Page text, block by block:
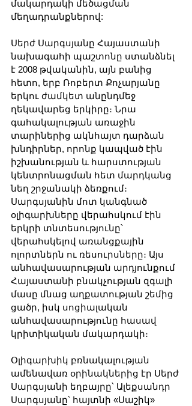
մակարդակի մեծացման
մեղադրանքներով:
Սերժ Սարգսյանը Հայաստանի
նախագահի պաշտոնը ստանձնել
է 2008 թվականին, այն բանից
հետո, երբ Ռոբերտ Քոչարյանը
երկու ժամկետ անընդմեջ
ղեկավարեց երկիրը։ Նրա
գահակալության առաջին
տարիներից ակնհայտ դարձան
խնդիրներ, որոնք կապված էին
իշխանության և հարստության
կենտրոնացման հետ մարդկանց
նեղ շրջանակի ձեռքում։
Սարգսյանին մոտ կանգնած
օլիգարխները վերահսկում էին
երկրի տնտեսությունը՝
վերահսկելով առանցքային
ոլորտներն ու ռեսուրսները։ Այս
անհավասարության արդյունքում
Հայաստանի բնակչության զգալի
մասը մնաց աղքատության շեմից
ցածր, իսկ սոցիալական
անհավասարությունը հասավ
կրիտիկական մակարդակի։
Օլիգարխիկ բռնակալության
ամենավառ օրինակներից էր Սերժ
Սարգսյանի եղբայրը՝ Ալեքսանդր
Սարգսյանը՝ հայտնի «Սաշիկ»